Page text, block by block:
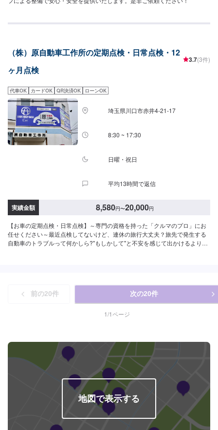
（株）原自動車工作所の定期点検・日常点検・12
ヶ月点検
3.7(3件)
代車OK カードOK QR決済OK ローンOK
埼玉県川口市赤井4-21-17
8:30 ~ 17:30
日曜・祝日
平均13時間で返信
実績金額 8,580円〜20,000円
【お車の定期点検・日常点検】～専門の資格を持った「クルマのプロ」にお
任せください～最近点検してないけど、連休の旅行大丈夫？旅先で発生する
自動車のトラブルって何かしら?"もしかして"と不安を感じて出かけるより
い。※完全予約制となります。お客様の大切なお車をトータルサポート！クル
マに関するお悩みは何でも当社にご相談ください。車検・整備、鈑金・塗
装、コーティング、損害保険などクルマに関する全てのお悩みをサポート
し、お客様のニーズに応えたご提案をいたします。高い信頼性、高い修理技
持ち込みパーツの対応もいたします。※パーツの不備などにより、取り付けが
できなかった場合でも、動作確認などで発生した工賃をご請求させていただ
きますので、あらかじめご了承ください。【代車について】無料代車（無保
険時）を24台ご用意しております。燃料代はお客さま負担となりますので、
ご了承ください。【営業時間・定休日】営業時間：8:30〜17:30定休日：日・
前の20件 次の20件
1/1ページ
地図で表示する